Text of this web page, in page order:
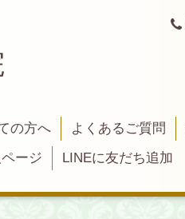
の方へ よくあるご質問
ージ LINEに友だち追加